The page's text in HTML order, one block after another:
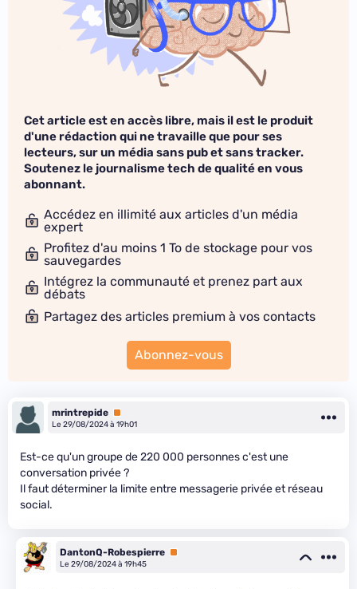
Cet article est en accès libre, mais il est le produit
d'une rédaction qui ne travaille que pour ses
lecteurs, sur un média sans pub et sans tracker.
Soutenez le journalisme tech de qualité en vous
abonnant.
Accédez en illimité aux articles d'un média
expert
Profitez d'au moins 1 To de stockage pour vos
sauvegardes
Intégrez la communauté et prenez part aux
débats
Partagez des articles premium à vos contacts
Abonnez-vous
mrintrepide Premium
Le 29/08/2024 à 19h01
Est-ce qu'un groupe de 220 000 personnes c'est une
conversation privée ?
Il faut déterminer la limite entre messagerie privée et réseau
social.
DantonQ-Robespierre Premium
Le 29/08/2024 à 19h45